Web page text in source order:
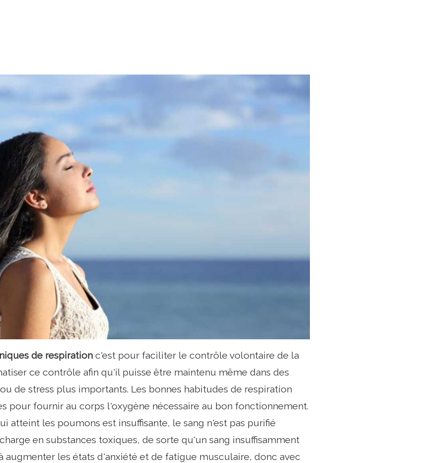
de respiration c'est pour faciliter le contrôle volontaire de la
ce contrôle afin qu'il puisse être maintenu même dans des
de stress plus importants. Les bonnes habitudes de respiration
pour fournir au corps l'oxygène nécessaire au bon fonctionnement.
atteint les poumons est insuffisante, le sang n'est pas purifié
en substances toxiques, de sorte qu'un sang insuffisamment
augmenter les états d'anxiété et de fatigue musculaire, donc avec